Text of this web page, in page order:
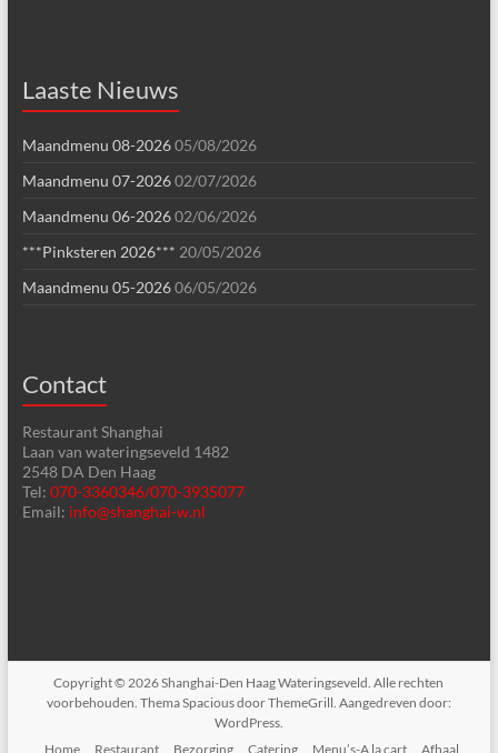
Laaste Nieuws
Maandmenu 08-202605/08/2026
Maandmenu 07-202602/07/2026
Maandmenu 06-202602/06/2026
***Pinksteren 2026*** 20/05/2026
Maandmenu 05-202606/05/2026
Contact
Restaurant Shanghai
Laan van wateringseveld 1482
2548 DA Den Haag
Tel: 070-3360346/070-3935077
Email: info@shanghai-w.nl
Copyright © 2026Shanghai-Den Haag Wateringseveld. Alle rechten
voorbehouden. ThemaSpaciousdoor ThemeGrill. Aangedreven door:
WordPress.
Home
Restaurant Bezorging Catering Menu’s-A la cart Afhaal